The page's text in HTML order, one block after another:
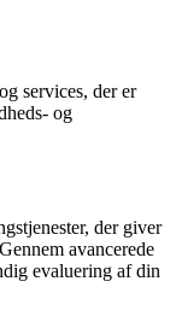
services, der er
og
der giver
avancerede
evaluering af din